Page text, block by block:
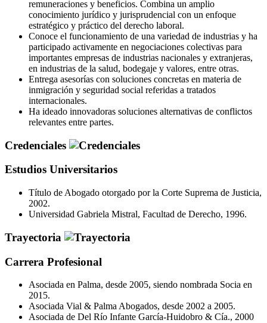
remuneraciones y beneficios. Combina un amplio
conocimiento jurídico y jurisprudencial con un enfoque
estratégico y práctico del derecho laboral.
Conoce el funcionamiento de una variedad de industrias y ha
participado activamente en negociaciones colectivas para
importantes empresas de industrias nacionales y extranjeras,
en industrias de la salud, bodegaje y valores, entre otras.
Entrega asesorías con soluciones concretas en materia de
inmigración y seguridad social referidas a tratados
internacionales.
Ha ideado innovadoras soluciones alternativas de conflictos
relevantes entre partes.
Credenciales
Estudios Universitarios
Título de Abogado otorgado por la Corte Suprema de Justicia,
2002.
Universidad Gabriela Mistral, Facultad de Derecho, 1996.
Trayectoria
Carrera Profesional
Asociada en Palma, desde 2005, siendo nombrada Socia en
2015.
Asociada Vial & Palma Abogados, desde 2002 a 2005.
Asociada de Del Río Infante García-Huidobro & Cía., 2000